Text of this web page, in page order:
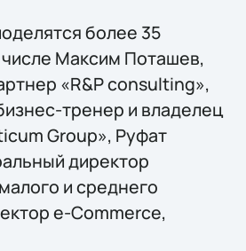
более 35
Максим Поташев,
«R&P consulting»,
тренер и владелец
Group», Руфат
директор
и среднего
e-Commerce,